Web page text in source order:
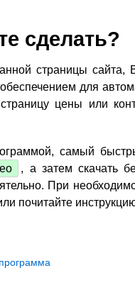
сделать?
страницы
для
цены или
самый
, а затем скачать
При
почитайте